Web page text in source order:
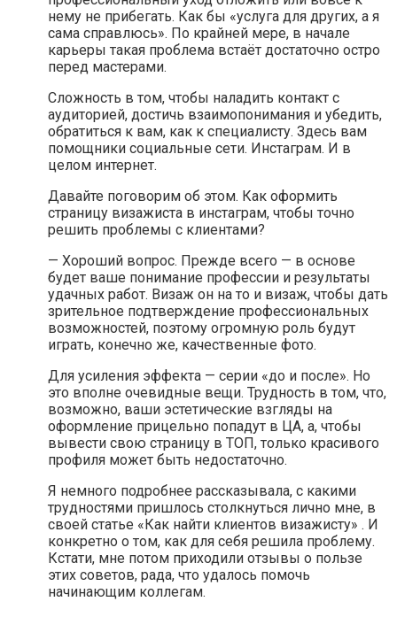
нему не прибегать. Как бы «услуга для других, а я
сама справлюсь». По крайней мере, в начале
карьеры такая проблема встаёт достаточно остро
перед мастерами.
Сложность в том, чтобы наладить контакт с
аудиторией, достичь взаимопонимания и убедить,
обратиться к вам, как к специалисту. Здесь вам
помощники социальные сети. Инстаграм. И в
целом интернет.
Давайте поговорим об этом. Как оформить
страницу визажиста в инстаграм, чтобы точно
решить проблемы с клиентами?
— Хороший вопрос. Прежде всего — в основе
будет ваше понимание профессии и результаты
удачных работ. Визаж он на то и визаж, чтобы дать
зрительное подтверждение профессиональных
возможностей, поэтому огромную роль будут
играть, конечно же, качественные фото.
Для усиления эффекта — серии «до и после». Но
это вполне очевидные вещи. Трудность в том, что,
возможно, ваши эстетические взгляды на
оформление прицельно попадут в ЦА, а, чтобы
вывести свою страницу в ТОП, только красивого
профиля может быть недостаточно.
Я немного подробнее рассказывала, с какими
трудностями пришлось столкнуться лично мне, в
своей статье «Как найти клиентов визажисту» . И
конкретно о том, как для себя решила проблему.
Кстати, мне потом приходили отзывы о пользе
этих советов, рада, что удалось помочь
начинающим коллегам.